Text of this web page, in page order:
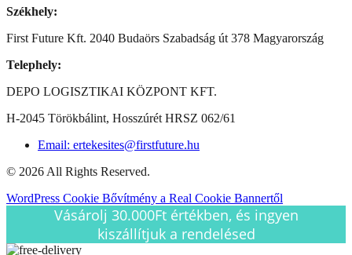
Székhely:
First Future Kft. 2040 Budaörs Szabadság út 378 Magyarország
Telephely:
DEPO LOGISZTIKAI KÖZPONT KFT.
H-2045 Törökbálint, Hosszúrét HRSZ 062/61
Email: ertekesites@firstfuture.hu
© 2026 All Rights Reserved.
WordPress Cookie Bővítmény a Real Cookie Bannertől
Vásárolj 30.000Ft értékben, és ingyen
kiszállítjuk a rendelésed